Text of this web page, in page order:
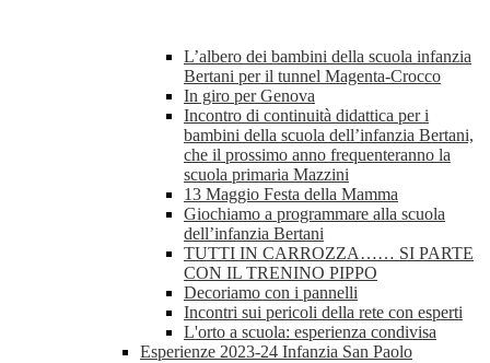
L’albero dei bambini della scuola infanzia
Bertani per il tunnel Magenta-Crocco
In giro per Genova
Incontro di continuità didattica per i
bambini della scuola dell’infanzia Bertani,
che il prossimo anno frequenteranno la
scuola primaria Mazzini
13 Maggio Festa della Mamma
Giochiamo a programmare alla scuola
dell’infanzia Bertani
TUTTI IN CARROZZA…… SI PARTE
CON IL TRENINO PIPPO
Decoriamo con i pannelli
Incontri sui pericoli della rete con esperti
L'orto a scuola: esperienza condivisa
Esperienze 2023-24 Infanzia San Paolo